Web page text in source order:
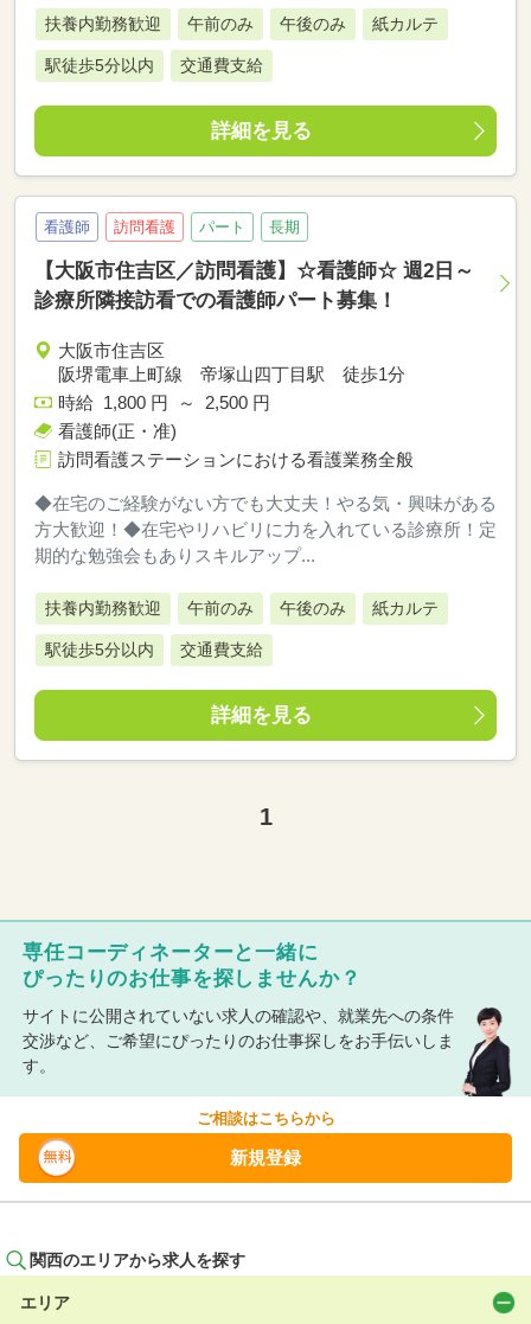
扶養内勤務歓迎 午前のみ 午後のみ 紙カルテ
駅徒歩5分以内 交通費支給
詳細を見る
看護師 訪問看護 パート 長期
【大阪市住吉区／訪問看護】☆看護師☆ 週2日～
診療所隣接訪看での看護師パート募集！
大阪市住吉区
阪堺電車上町線 帝塚山四丁目駅 徒歩1分
時給 1,800 円 ～ 2,500 円
看護師(正・准)
訪問看護ステーションにおける看護業務全般
◆在宅のご経験がない方でも大丈夫！やる気・興味がある
方大歓迎！◆在宅やリハビリに力を入れている診療所！定
期的な勉強会もありスキルアップ...
扶養内勤務歓迎 午前のみ 午後のみ 紙カルテ
駅徒歩5分以内 交通費支給
詳細を見る
1
専任コーディネーターと一緒に
ぴったりのお仕事を探しませんか？
サイトに公開されていない求人の確認や、就業先への条件
交渉など、ご希望にぴったりのお仕事探しをお手伝いしま
す。
ご相談はこちらから
新規登録
関西のエリアから求人を探す
エリア